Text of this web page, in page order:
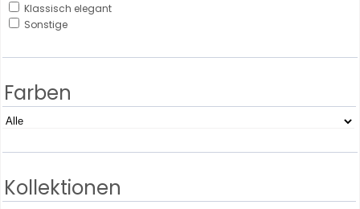
Klassisch elegant
Sonstige
Farben
Kollektionen